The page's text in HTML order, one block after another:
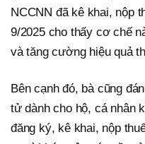
NCCNN đã kê khai, nộp
9/2025 cho thấy cơ chế
và tăng cường hiệu quả
Bên cạnh đó, bà cũng
tử dành cho hộ, cá nhân
đăng ký, kê khai, nộp